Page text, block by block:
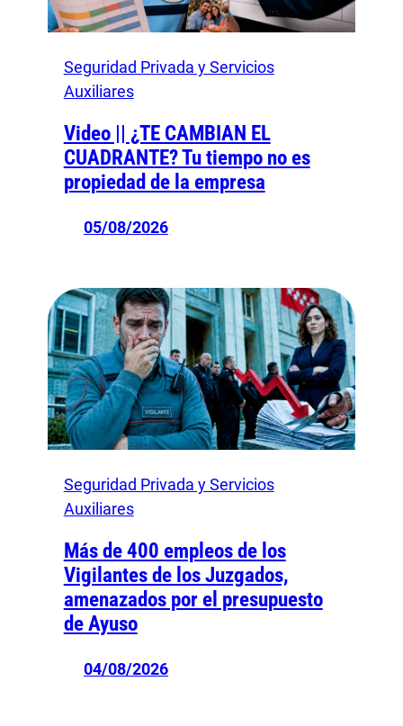
Seguridad Privada y Servicios
Auxiliares
Video || ¿TE CAMBIAN EL
CUADRANTE? Tu tiempo no es
propiedad de la empresa
05/08/2026
Seguridad Privada y Servicios
Auxiliares
Más de 400 empleos de los
Vigilantes de los Juzgados,
amenazados por el presupuesto
de Ayuso
04/08/2026